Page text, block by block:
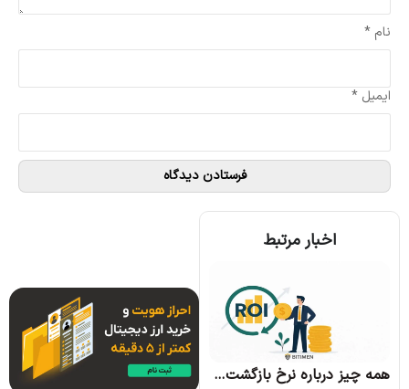
نام *
ایمیل *
اخبار مرتبط
همه چیز درباره نرخ بازگشت سرمایه و نحوه محاسبه آن